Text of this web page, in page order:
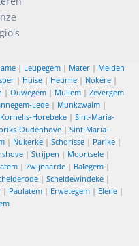
| Leupegem | Mater | Melden
| Huise| Heurne| Nokere|
| Ouwegem| Mullem| Zevergem
Lede| Munkzwalm|
Horebeke | Sint-Maria-
Oudenhove| Sint-Maria-
| Nukerke| Schorisse| Parike|
| Strijpen | Moortsele|
| Zwijnaarde| Balegem|
| Scheldewindeke |
| Paulatem | Erwetegem | Elene |